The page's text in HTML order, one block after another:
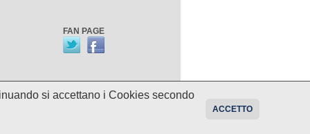
FAN PAGE
programmi potrebbero essere
si accettano i Cookies secondo
ACCETTO